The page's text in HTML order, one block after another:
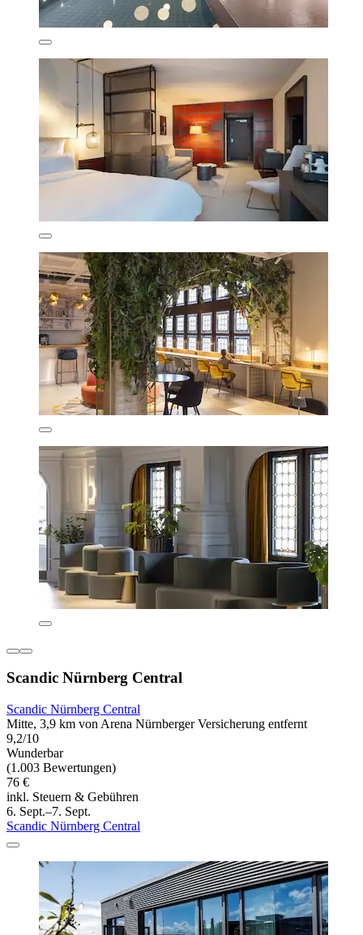
Scandic Nürnberg Central
Scandic Nürnberg Central
Mitte, 3,9 km von Arena Nürnberger Versicherung entfernt
9,2/10
Wunderbar
(1.003 Bewertungen)
76 €
inkl. Steuern & Gebühren
6. Sept.–7. Sept.
Scandic Nürnberg Central